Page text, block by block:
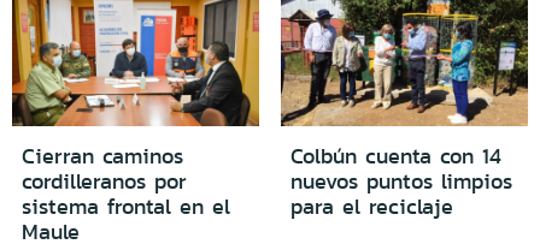
Cierran caminos
cordilleranos por
sistema frontal en el
Maule
Colbún cuenta con 14
nuevos puntos limpios
para el reciclaje